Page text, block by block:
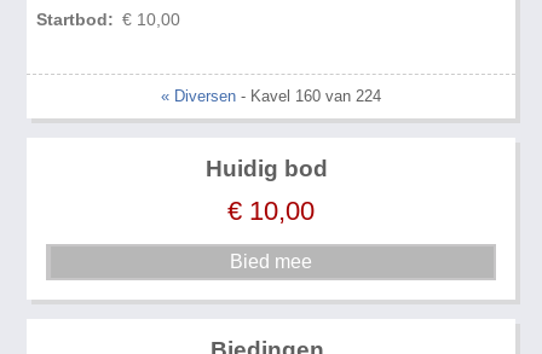
Startbod: € 10,00
« Diversen - Kavel 160 van 224
Huidig bod
€ 10,00